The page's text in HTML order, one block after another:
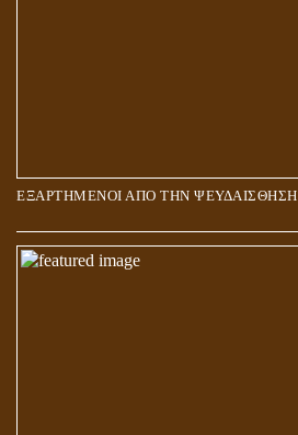
ΕΞΑΡΤΗΜΕΝΟΙ ΑΠΟ ΤΗΝ ΨΕΥΔΑΙΣΘΗΣΗ